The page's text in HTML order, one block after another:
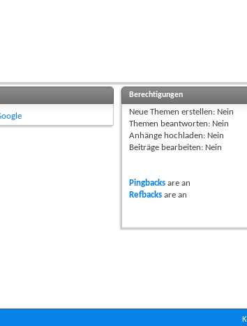
Berechtigungen
Neue Themen erstellen: Nein
Themen beantworten: Nein
Anhänge hochladen: Nein
Beiträge bearbeiten: Nein
Pingbacksare an
Refbacksare an